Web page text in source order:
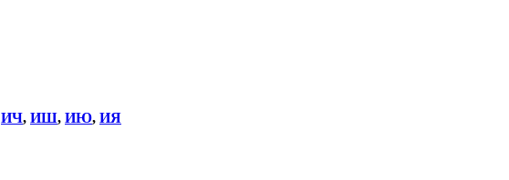
ИЧ, ИШ, ИЮ, ИЯ